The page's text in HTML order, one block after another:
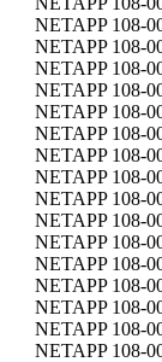
NETAPP 108-
NETAPP 108-
NETAPP 108-
NETAPP 108-
NETAPP 108-
NETAPP 108-
NETAPP 108-
NETAPP 108-
NETAPP 108-
NETAPP 108-
NETAPP 108-
NETAPP 108-
NETAPP 108-
NETAPP 108-
NETAPP 108-
NETAPP 108-